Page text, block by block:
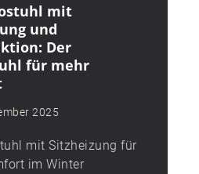
mit
und
Der
für mehr
2025
mit Sitzheizung für
im Winter